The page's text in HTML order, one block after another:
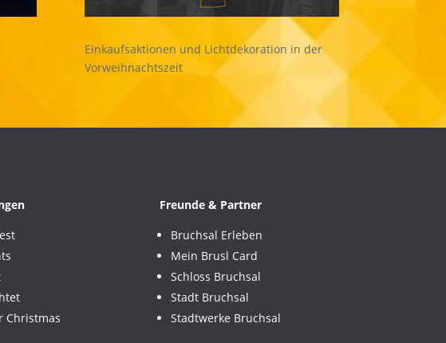
Einkaufsaktionen und Lichtdekoration in der
Vorweihnachtszeit
Christmas
Freunde & Partner
Bruchsal Erleben
Mein Brusl Card
Schloss Bruchsal
Stadt Bruchsal
Stadtwerke Bruchsal